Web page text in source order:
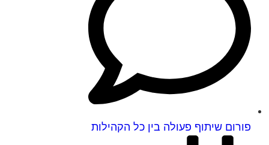
פורום שיתוף פעולה בין כל הקהילות